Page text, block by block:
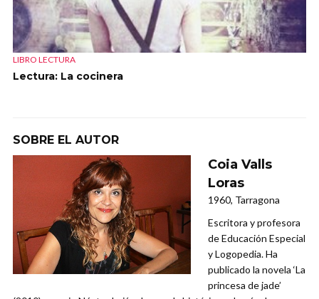
LIBRO LECTURA
Lectura: La cocinera
SOBRE EL AUTOR
Coia Valls
Loras
1960, Tarragona
Escritora y profesora
de Educación Especial
y Logopedia. Ha
publicado la novela ‘La
princesa de jade’